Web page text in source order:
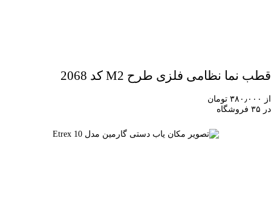
قطب نما نظامی فلزی طرح M2 کد 2068
از ۳۸۰٫۰۰۰ تومان
در ۳۵ فروشگاه